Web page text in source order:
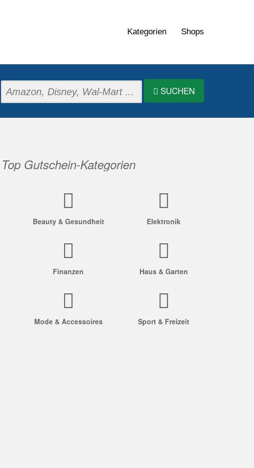
Kategorien Shops
SUCHEN
Top Gutschein-Kategorien
Beauty & Gesundheit Elektronik
Finanzen Haus & Garten
Mode & Accessoires Sport & Freizeit